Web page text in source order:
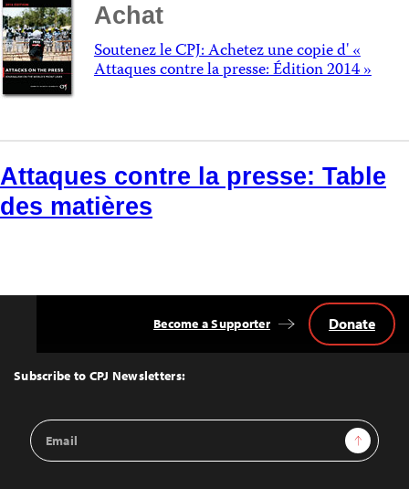
Achat
Soutenez le CPJ: Achetez une copie d' «
Attaques contre la presse: Édition 2014 »
Attaques contre la presse: Table
des matières
Top
Subscribe to CPJ Newsletters:
Email
Address
Sign Up
Become a Supporter Donate